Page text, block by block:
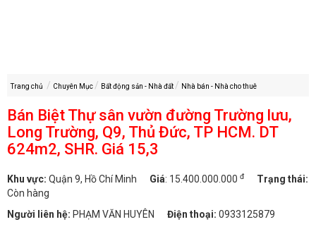
Trang chủ Chuyên Mục Bất động sản - Nhà đất Nhà bán - Nhà cho thuê
Bán Biệt Thự sân vườn đường Trường lưu,
Long Trường, Q9, Thủ Đức, TP HCM. DT
624m2, SHR. Giá 15,3
Khu vực: Quận 9, Hồ Chí Minh Giá: 15.400.000.000 đ
Trạng thái:
Còn hàng
Người liên hệ: PHẠM VĂN HUYÊN Điện thoại: 0933125879